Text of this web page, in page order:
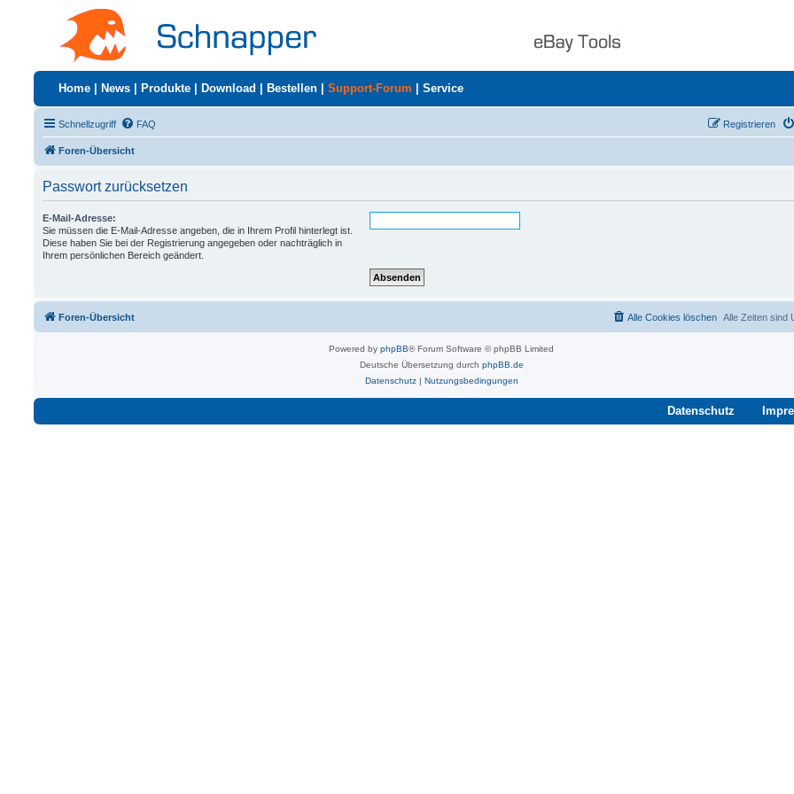
Home News Produkte Download Bestellen Support-Forum Service
Schnellzugriff FAQ Registrieren
Foren-Übersicht
Passwort zurücksetzen
E-Mail-Adresse:
Sie müssen die E-Mail-Adresse angeben, die in Ihrem Profil hinterlegt ist.
Diese haben Sie bei der Registrierung angegeben oder nachträglich in
Ihrem persönlichen Bereich geändert.
Foren-Übersicht Alle Zeiten sind
Alle Cookies löschen
Powered by phpBB® Forum Software © phpBB Limited
Deutsche Übersetzung durch phpBB.de
Datenschutz| Nutzungsbedingungen
Datenschutz